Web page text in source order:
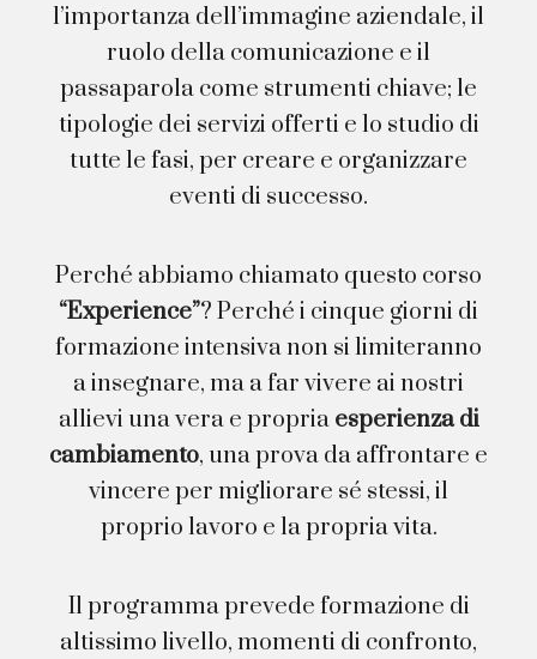
l’importanza dell’immagine aziendale, il
ruolo della comunicazione e il
passaparola come strumenti chiave; le
tipologie dei servizi offerti e lo studio di
tutte le fasi, per creare e organizzare
eventi di successo.
Perché abbiamo chiamato questo corso
“Experience”? Perché i cinque giorni di
formazione intensiva non si limiteranno
a insegnare, ma a far vivere ai nostri
allievi una vera e propria esperienza di
cambiamento, una prova da affrontare e
vincere per migliorare sé stessi, il
proprio lavoro e la propria vita.
Il programma prevede formazione di
altissimo livello, momenti di confronto,